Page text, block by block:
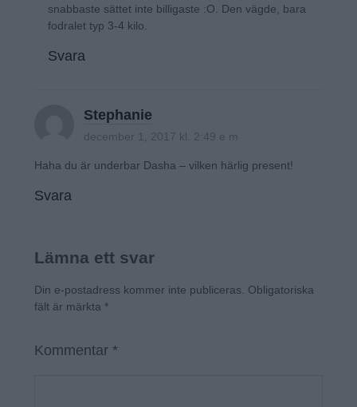
snabbaste sättet inte billigaste :O. Den vägde, bara
fodralet typ 3-4 kilo.
Svara
Stephanie
december 1, 2017 kl. 2:49 e m
Haha du är underbar Dasha – vilken härlig present!
Svara
Lämna ett svar
Din e-postadress kommer inte publiceras.
Obligatoriska
fält är märkta *
Kommentar *